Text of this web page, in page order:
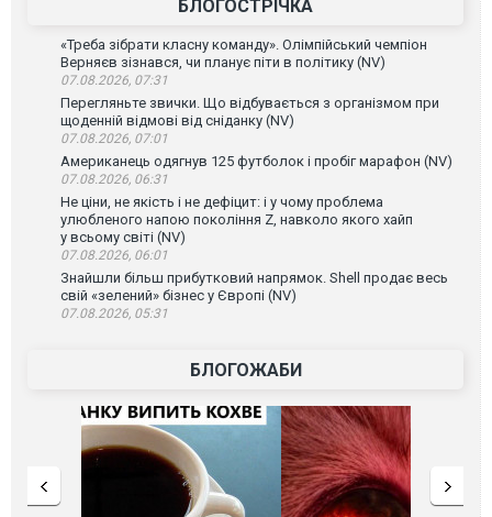
БЛОГОСТРІЧКА
«Треба зібрати класну команду». Олімпійський чемпіон
Верняєв зізнався, чи планує піти в політику (NV)
07.08.2026, 07:31
Перегляньте звички. Що відбувається з організмом при
щоденній відмові від сніданку (NV)
07.08.2026, 07:01
Американець одягнув 125 футболок і пробіг марафон (NV)
07.08.2026, 06:31
Не ціни, не якість і не дефіцит: і у чому проблема
улюбленого напою покоління Z, навколо якого хайп
у всьому світі (NV)
07.08.2026, 06:01
Знайшли більш прибутковий напрямок. Shell продає весь
свій «зелений» бізнес у Європі (NV)
07.08.2026, 05:31
БЛОГОЖАБИ